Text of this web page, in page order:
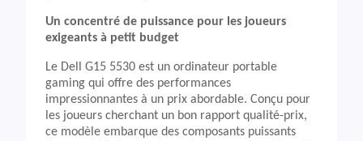
Un concentré de puissance pour les joueurs
exigeants à petit budget
Le Dell G15 5530 est un ordinateur portable
gaming qui offre des performances
impressionnantes à un prix abordable. Conçu pour
les joueurs cherchant un bon rapport qualité-prix,
ce modèle embarque des composants puissants